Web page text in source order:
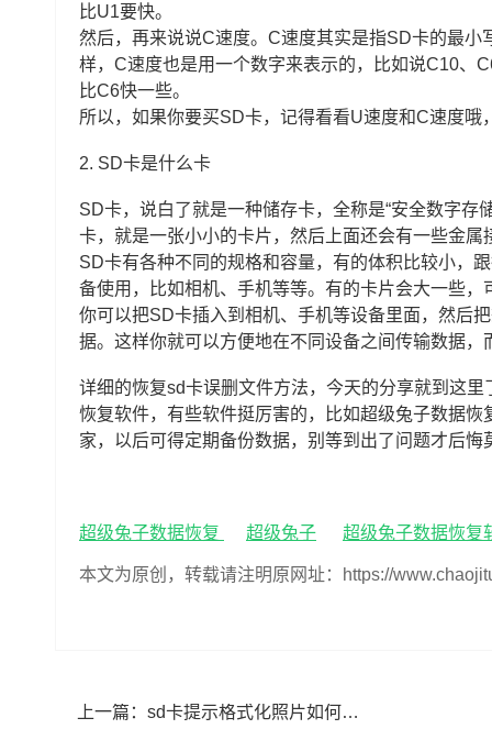
比U1要快。
然后，再来说说C速度。C速度其实是指SD卡的最
样，C速度也是用一个数字来表示的，比如说C10、
比C6快一些。
所以，如果你要买SD卡，记得看看U速度和C速度
2. SD卡是什么卡
SD卡，说白了就是一种储存卡，全称是“安全数字
卡，就是一张小小的卡片，然后上面还会有一些金属
SD卡有各种不同的规格和容量，有的体积比较小，
备使用，比如相机、手机等等。有的卡片会大一些
你可以把SD卡插入到相机、手机等设备里面，然后
据。这样你就可以方便地在不同设备之间传输数据
详细的恢复sd卡误删文件方法，今天的分享就到这
恢复软件，有些软件挺厉害的，比如超级兔子数据
家，以后可得定期备份数据，别等到出了问题才后悔
超级兔子数据恢复 超级兔子 超级兔子数据恢复
本文为原创，转载请注明原网址：https://
上一篇： sd卡提示格式化照片如何恢复(sd卡提示格式化照片怎么办)